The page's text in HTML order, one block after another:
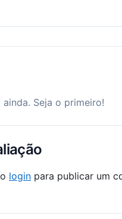
Seja o primeiro!
login para publicar um